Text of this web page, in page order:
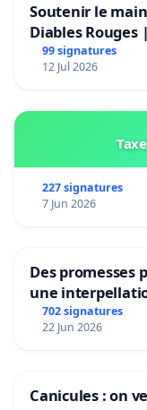
Soutenir le
Diables
Rudi Garcia als
99 signatures
12 Jul 2026
227 signatures
7 Jun 2026
Des promesses
une
climat et de
702 signatures
22 Jun 2026
Canicules : on